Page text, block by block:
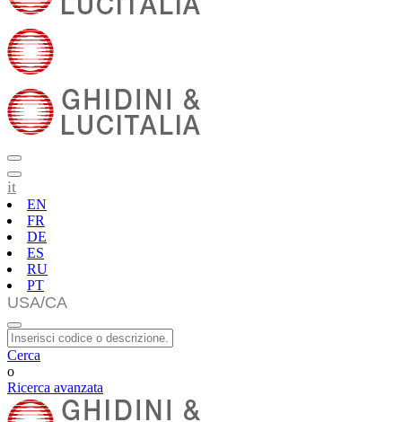
it
EN
FR
DE
ES
RU
PT
Cerca
o
Ricerca avanzata